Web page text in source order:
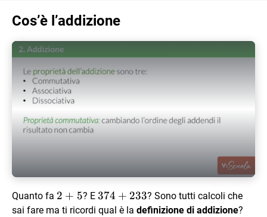
Cos’è l’addizione
Play Video
Quanto fa 2+5
2 + 5? E 374+233
374 + 233? Sono tutti calcoli che
sai fare ma ti ricordi qual è la definizione di addizione?